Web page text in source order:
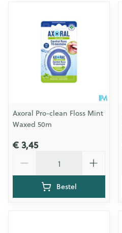
Axoral Pro-clean Floss Mint
Waxed 50m
€ 3,45
Bestel